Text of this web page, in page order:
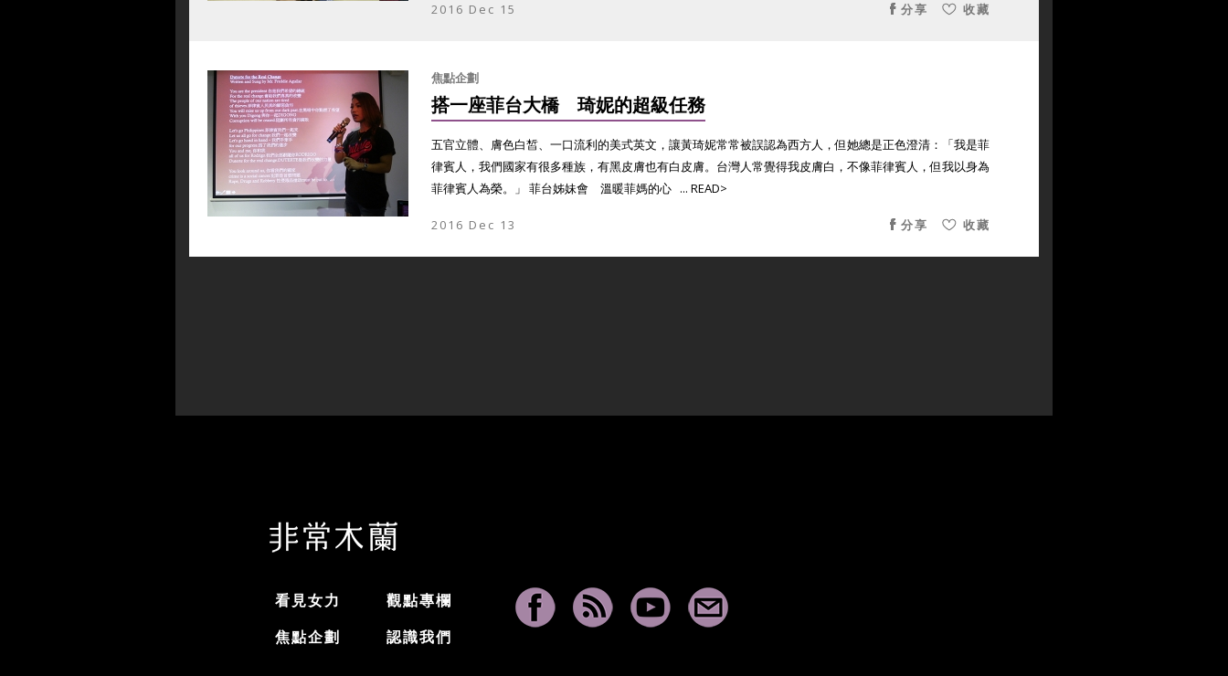
2016 Dec 15 收藏
分享
焦點企劃
搭一座菲台大橋 琦妮的超級任務
五官立體、膚色白皙、一口流利的美式英文，讓黃琦妮常常被誤認為西方人，但她總是正色澄清：「我是菲
律賓人，我們國家有很多種族，有黑皮膚也有白皮膚。台灣人常覺得我皮膚白，不像菲律賓人，但我以身為
菲律賓人為榮。」 菲台姊妹會 溫暖菲媽的心 ... READ>
2016 Dec 13 收藏
分享
看見女力
觀點專欄
焦點企劃
認識我們